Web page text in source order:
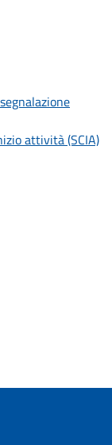
attività (SCIA)